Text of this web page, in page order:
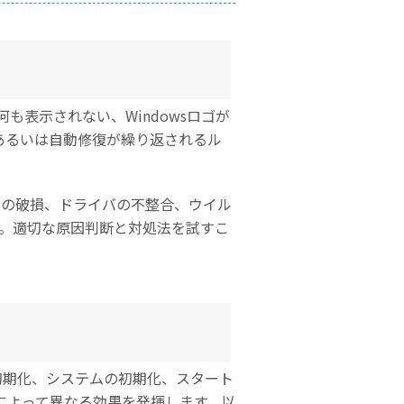
も表示されない、Windowsロゴが
いは自動修復が繰り返されるル
破損、ドライバの不整合、ウイル
適切な原因判断と対処法を試すこ
化、システムの初期化、スタート